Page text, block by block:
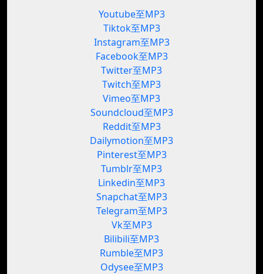
Youtube至MP3
Tiktok至MP3
Instagram至MP3
Facebook至MP3
Twitter至MP3
Twitch至MP3
Vimeo至MP3
Soundcloud至MP3
Reddit至MP3
Dailymotion至MP3
Pinterest至MP3
Tumblr至MP3
Linkedin至MP3
Snapchat至MP3
Telegram至MP3
Vk至MP3
Bilibili至MP3
Rumble至MP3
Odysee至MP3